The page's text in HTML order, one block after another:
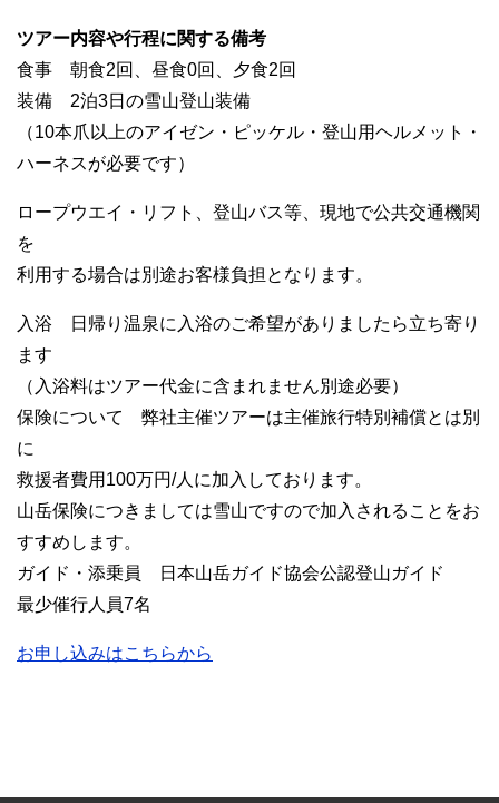
ツアー内容や行程に関する備考
食事 朝食2回、昼食0回、夕食2回
装備 2泊3日の雪山登山装備
（10本爪以上のアイゼン・ピッケル・登山用ヘルメット・
ハーネスが必要です）
ロープウエイ・リフト、登山バス等、現地で公共交通機関
を
利用する場合は別途お客様負担となります。
入浴 日帰り温泉に入浴のご希望がありましたら立ち寄り
ます
（入浴料はツアー代金に含まれません別途必要）
保険について 弊社主催ツアーは主催旅行特別補償とは別
に
救援者費用100万円/人に加入しております。
山岳保険につきましては雪山ですので加入されることをお
すすめします。
ガイド・添乗員 日本山岳ガイド協会公認登山ガイド
最少催行人員7名
お申し込みはこちらから